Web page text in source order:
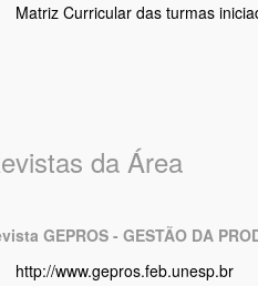
Matriz Curricular das turmas
da Área
GEPROS - GESTÃO DA
http://www.gepros.feb.unesp.br